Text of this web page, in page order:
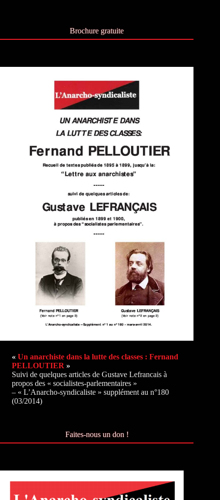
Brochure gratuite
« Un anarchiste dans la lutte des classes : Fernand
PELLOUTIER »
Suivi de quelques articles de Gustave Lefrancais à
propos des « socialistes-parlementaires »
– « L’Anarcho-syndicaliste » supplément au n°180
(03/2014)
Faites-nous un don !